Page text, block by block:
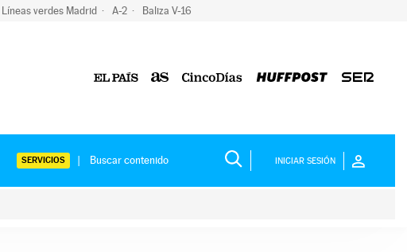
Líneas verdes Madrid A-2 Baliza V-16
SERVICIOS INICIAR SESIÓN